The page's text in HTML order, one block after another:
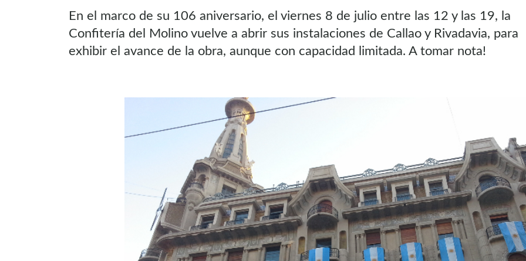
En el marco de su 106 aniversario, el viernes 8 de julio entre las 12 y las 19, la
Confitería del Molino vuelve a abrir sus instalaciones de Callao y Rivadavia, para
exhibir el avance de la obra, aunque con capacidad limitada. A tomar nota!